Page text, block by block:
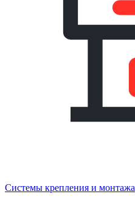
Системы крепления и монтажа